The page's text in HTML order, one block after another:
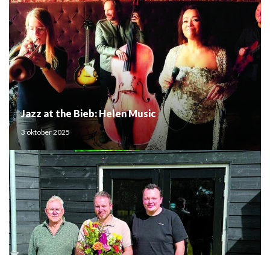
Jazz at the Bieb: Helen Music
3 oktober 2025